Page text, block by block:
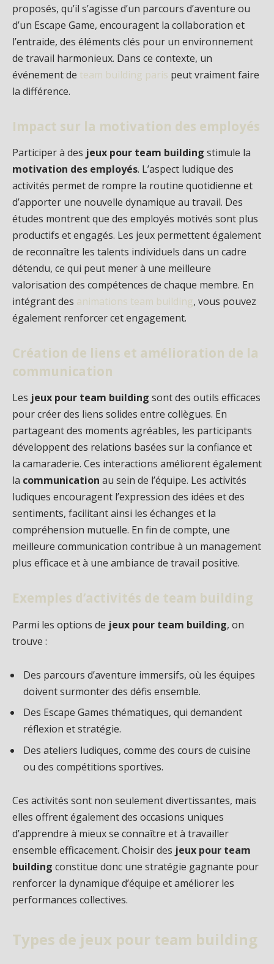
proposés, qu’il s’agisse d’un parcours d’aventure ou
d’un Escape Game, encouragent la collaboration et
l’entraide, des éléments clés pour un environnement
de travail harmonieux. Dans ce contexte, un
événement de team building paris peut vraiment faire
la différence.
Impact sur la motivation des employés
Participer à des jeux pour team building stimule la
motivation des employés. L’aspect ludique des
activités permet de rompre la routine quotidienne et
d’apporter une nouvelle dynamique au travail. Des
études montrent que des employés motivés sont plus
productifs et engagés. Les jeux permettent également
de reconnaître les talents individuels dans un cadre
détendu, ce qui peut mener à une meilleure
valorisation des compétences de chaque membre. En
intégrant des animations team building, vous pouvez
également renforcer cet engagement.
Création de liens et amélioration de la
communication
Les jeux pour team building sont des outils efficaces
pour créer des liens solides entre collègues. En
partageant des moments agréables, les participants
développent des relations basées sur la confiance et
la camaraderie. Ces interactions améliorent également
la communication au sein de l’équipe. Les activités
ludiques encouragent l’expression des idées et des
sentiments, facilitant ainsi les échanges et la
compréhension mutuelle. En fin de compte, une
meilleure communication contribue à un management
plus efficace et à une ambiance de travail positive.
Exemples d’activités de team building
Parmi les options de jeux pour team building, on
trouve :
Des parcours d’aventure immersifs, où les équipes
doivent surmonter des défis ensemble.
Des Escape Games thématiques, qui demandent
réflexion et stratégie.
Des ateliers ludiques, comme des cours de cuisine
ou des compétitions sportives.
Ces activités sont non seulement divertissantes, mais
elles offrent également des occasions uniques
d’apprendre à mieux se connaître et à travailler
ensemble efficacement. Choisir des jeux pour team
building constitue donc une stratégie gagnante pour
renforcer la dynamique d’équipe et améliorer les
performances collectives.
Types de jeux pour team building